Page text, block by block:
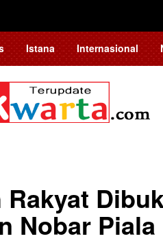
Istana Internasional
Rakyat
Nobar